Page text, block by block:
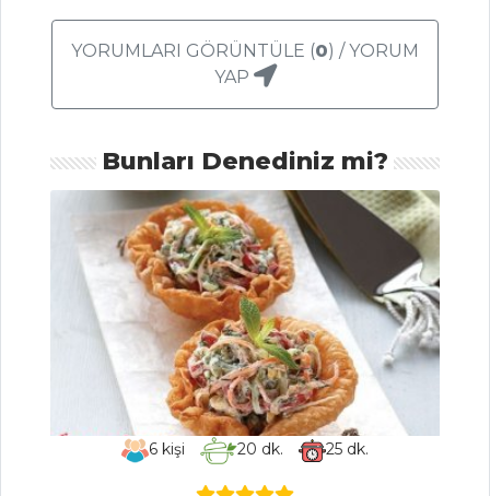
Deniz Mahsulü
Trio Tarifi, Nasıl
Tarifleri
BALIK
YEMEKLERI
Kılıç Balığı Şiş
Tarifi, Nasıl Yapılır?
Portakallı Somon
Balığı Tarifi, Nasıl
Yapılır?
Baklava
YORUMLARI GÖRÜNTÜLE (0) / YORUM
YAP
Bunları Denediniz mi?
6kişi 20 dk. 25 dk.